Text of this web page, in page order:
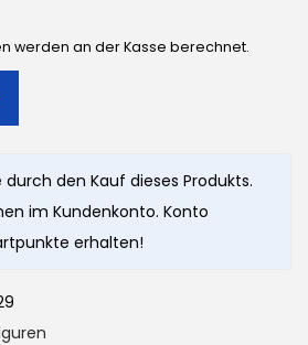
werden an der Kasse berechnet.
durch den Kauf dieses Produkts.
im Kundenkonto. Konto
erhalten!